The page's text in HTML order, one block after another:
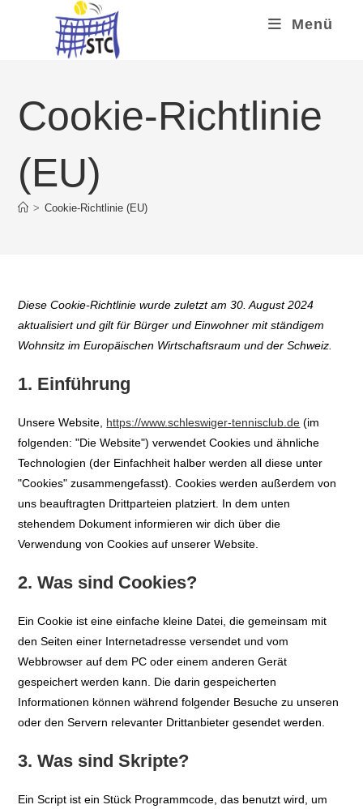
Menü
Cookie-Richtlinie
(EU)
> Cookie-Richtlinie (EU)
Diese Cookie-Richtlinie wurde zuletzt am 30. August 2024
aktualisiert und gilt für Bürger und Einwohner mit ständigem
Wohnsitz im Europäischen Wirtschaftsraum und der Schweiz.
1. Einführung
Unsere Website, https://www.schleswiger-tennisclub.de (im
folgenden: "Die Website") verwendet Cookies und ähnliche
Technologien (der Einfachheit halber werden all diese unter
"Cookies" zusammengefasst). Cookies werden außerdem von
uns beauftragten Drittparteien platziert. In dem unten
stehendem Dokument informieren wir dich über die
Verwendung von Cookies auf unserer Website.
2. Was sind Cookies?
Ein Cookie ist eine einfache kleine Datei, die gemeinsam mit
den Seiten einer Internetadresse versendet und vom
Webbrowser auf dem PC oder einem anderen Gerät
gespeichert werden kann. Die darin gespeicherten
Informationen können während folgender Besuche zu unseren
oder den Servern relevanter Drittanbieter gesendet werden.
3. Was sind Skripte?
Ein Script ist ein Stück Programmcode, das benutzt wird, um